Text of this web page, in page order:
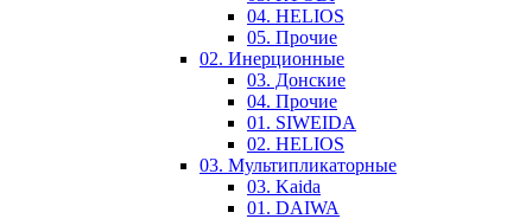
04. HELIOS
05. Прочие
02. Инерционные
03. Донские
04. Прочие
01. SIWEIDA
02. HELIOS
03. Мультипликаторные
03. Kaida
01. DAIWA